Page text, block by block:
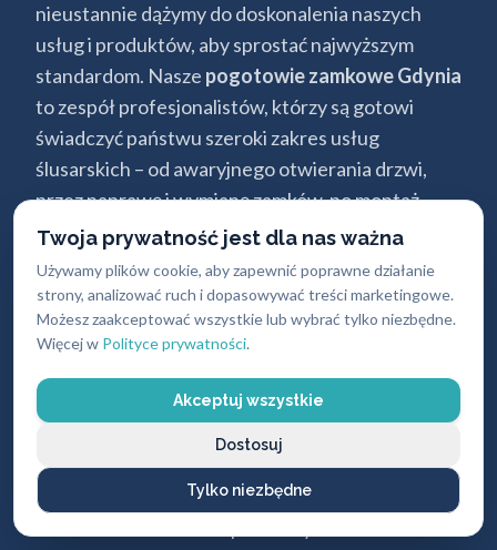
Twoja prywatność jest dla nas ważna
Używamy plików cookie, aby zapewnić poprawne działanie
strony, analizować ruch i dopasowywać treści marketingowe.
Możesz zaakceptować wszystkie lub wybrać tylko niezbędne.
Więcej w Polityce prywatności.
Akceptuj wszystkie
Tylko niezbędne
Dostosuj
nieustannie dążymy do doskonalenia naszych
usług i produktów, aby sprostać najwyższym
standardom. Nasze pogotowie zamkowe Gdynia
to zespół profesjonalistów, którzy są gotowi
świadczyć państwu szeroki zakres usług
ślusarskich – od awaryjnego otwierania drzwi,
przez naprawę i wymianę zamków, po montaż
nowoczesnych zabezpieczeń. Czekamy na
państwa kontakt i jesteśmy gotowi pomóc w
każdej sytuacji – zadzwoń, jeśli potrzebujesz
natychmiastowej pomocy ślusarza lub fachowego
doradztwa.
Zachęcamy do zapoznania się z naszą ofertą
usług ślusarskich. W naszym asortymencie
znajdziesz także sejfy, zabezpieczenia okien i
balkonów, dodatkowe zamki, okucia drzwiowe